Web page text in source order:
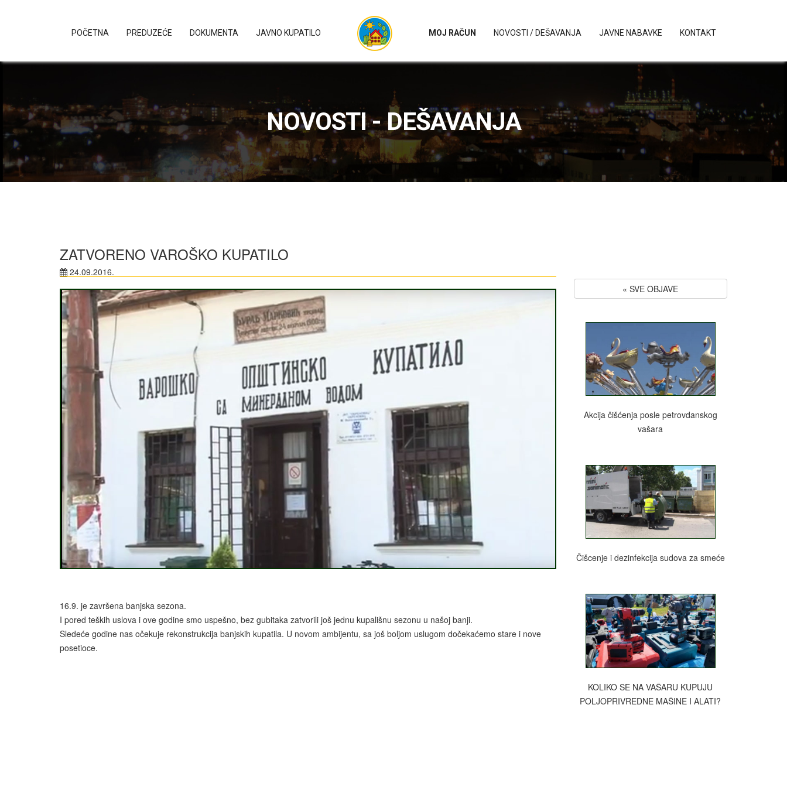
POČETNA PREDUZEĆE DOKUMENTA JAVNO KUPATILO MOJ RAČUN NOVOSTI / DEŠAVANJA JAVNE NABAVKE KONTAKT
NOVOSTI - DEŠAVANJA
ZATVORENO VAROŠKO KUPATILO
24.09.2016.
16.9. je završena banjska sezona.
I pored teških uslova i ove godine smo uspešno, bez gubitaka zatvorili još jednu kupališnu sezonu u našoj banji.
Sledeće godine nas očekuje rekonstrukcija banjskih kupatila. U novom ambijentu, sa još boljom uslugom dočekaćemo stare i nove
posetioce.
« SVE OBJAVE
Akcija čišćenja posle petrovdanskog
vašara
Čišcenje i dezinfekcija sudova za smeće
KOLIKO SE NA VAŠARU KUPUJU
POLJOPRIVREDNE MAŠINE I ALATI?